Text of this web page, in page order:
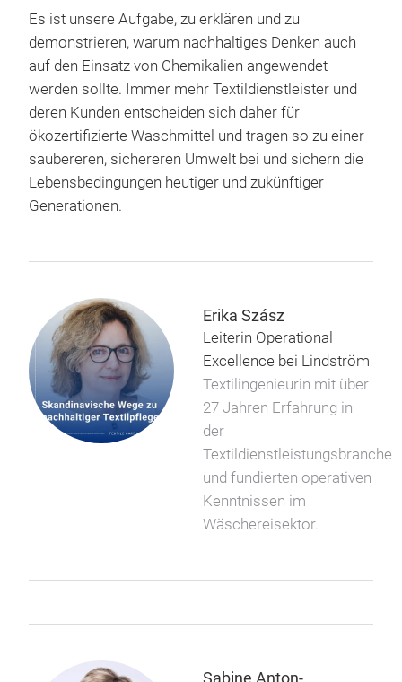
Es ist unsere Aufgabe, zu erklären und zu
demonstrieren, warum nachhaltiges Denken auch
auf den Einsatz von Chemikalien angewendet
werden sollte. Immer mehr Textildienstleister und
deren Kunden entscheiden sich daher für
ökozertifizierte Waschmittel und tragen so zu einer
saubereren, sichereren Umwelt bei und sichern die
Lebensbedingungen heutiger und zukünftiger
Generationen.
Erika Szász
Leiterin Operational
Excellence bei Lindström
Textilingenieurin mit über
27 Jahren Erfahrung in
der
Textildienstleistungsbranche
und fundierten operativen
Kenntnissen im
Wäschereisektor.
Sabine Anton-